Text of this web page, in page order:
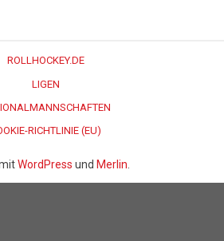
ROLLHOCKEY.DE
LIGEN
RICHTLINIE (EU)
WordPress und Merlin